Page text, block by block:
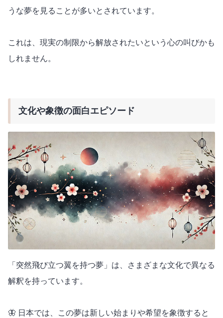
うな夢を見ることが多いとされています。
これは、現実の制限から解放されたいという心の叫びかも
しれません。
文化や象徴の面白エピソード
「突然飛び立つ翼を持つ夢」は、さまざまな文化で異なる
解釈を持っています。
🦋 日本では、この夢は新しい始まりや希望を象徴すると